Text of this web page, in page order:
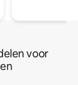
voor